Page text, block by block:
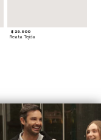
$ 29.900
Reata Tejida